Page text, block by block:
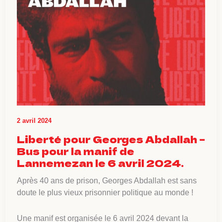
2 avril 2024
Liberté pour Georges Abdallah –
Bus pour la manif de
Lannemezan le 6 avril 2024.
Après 40 ans de prison, Georges Abdallah est sans
doute le plus vieux prisonnier politique au monde !
Une manif est organisée le 6 avril 2024 devant la